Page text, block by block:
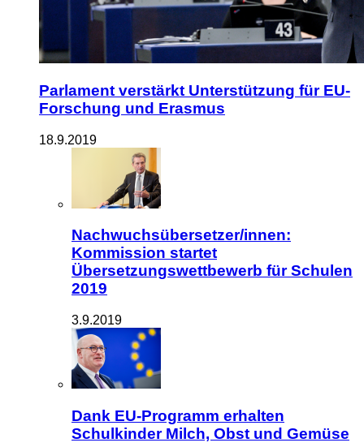
Parlament verstärkt Unterstützung für EU-
Forschung und Erasmus
18.9.2019
Nachwuchsübersetzer/innen:
Kommission startet
Übersetzungswettbewerb für Schulen
2019
3.9.2019
Dank EU-Programm erhalten
Schulkinder Milch, Obst und Gemüse